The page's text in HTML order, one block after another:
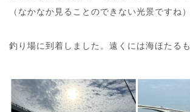
（なかなか見ることのできない光景ですね）
釣り場に到着しました。遠くには海ほたるも